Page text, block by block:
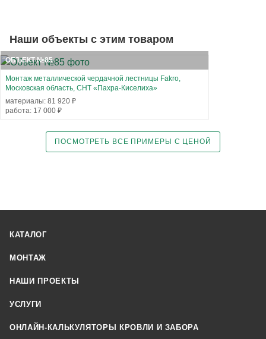
Наши объекты с этим товаром
ОБЪЕКТ №85
Монтаж металлической чердачной лестницы Fakro,
Московская область, СНТ «Пахра-Киселиха»
материалы: 81 920 ₽
работа: 17 000 ₽
ПОСМОТРЕТЬ ВСЕ ПРИМЕРЫ С ЦЕНОЙ
КАТАЛОГ
МОНТАЖ
НАШИ ПРОЕКТЫ
УСЛУГИ
ОНЛАЙН-КАЛЬКУЛЯТОРЫ КРОВЛИ И ЗАБОРА